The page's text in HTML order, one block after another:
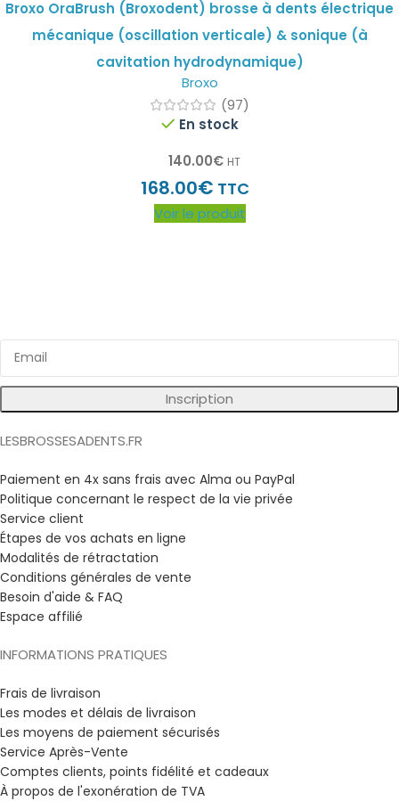
Broxo OraBrush (Broxodent) brosse à dents électrique
mécanique (oscillation verticale) & sonique (à
cavitation hydrodynamique)
Broxo
(97)
En stock
140.00€ HT
168.00€ TTC
Voir le produit
Inscription
LESBROSSESADENTS.FR
Paiement en 4x sans frais avec Alma ou PayPal
Politique concernant le respect de la vie privée
Service client
Étapes de vos achats en ligne
Modalités de rétractation
Conditions générales de vente
Besoin d'aide & FAQ
Espace affilié
INFORMATIONS PRATIQUES
Frais de livraison
Les modes et délais de livraison
Les moyens de paiement sécurisés
Service Après-Vente
Comptes clients, points fidélité et cadeaux
À propos de l'exonération de TVA